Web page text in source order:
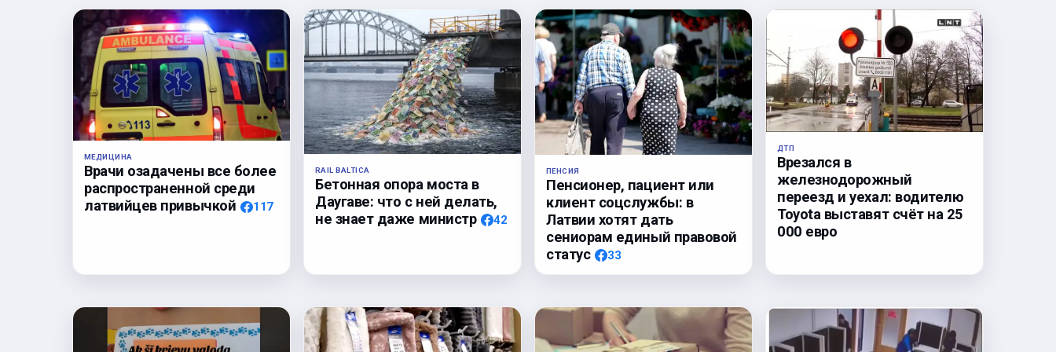
МЕДИЦИНА
Врачи озадачены все более
распространенной среди
латвийцев привычкой
117
RAIL BALTICA
Бетонная опора моста в
Даугаве: что с ней делать,
не знает даже министр
42
ПЕНСИЯ
Пенсионер, пациент или
клиент соцслужбы: в
Латвии хотят дать
сениорам единый правовой
статус
33
ДТП
Врезался в
железнодорожный
переезд и уехал: водителю
Toyota выставят счёт на 25
000 евро